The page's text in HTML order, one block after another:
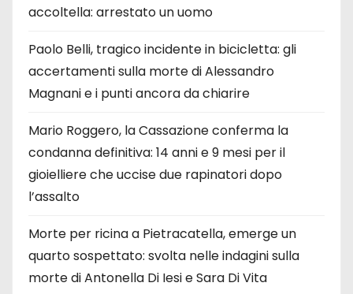
accoltella: arrestato un uomo
Paolo Belli, tragico incidente in bicicletta: gli
accertamenti sulla morte di Alessandro
Magnani e i punti ancora da chiarire
Mario Roggero, la Cassazione conferma la
condanna definitiva: 14 anni e 9 mesi per il
gioielliere che uccise due rapinatori dopo
l’assalto
Morte per ricina a Pietracatella, emerge un
quarto sospettato: svolta nelle indagini sulla
morte di Antonella Di Iesi e Sara Di Vita